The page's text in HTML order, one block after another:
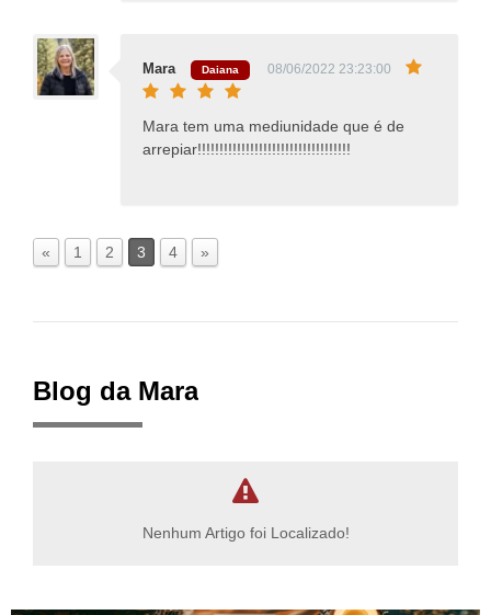
Mara Daiana 08/06/2022 23:23:00
Mara tem uma mediunidade que é de
arrepiar!!!!!!!!!!!!!!!!!!!!!!!!!!!!!!!!!!!
« 1 2 3 4 »
Blog da Mara
Nenhum Artigo foi Localizado!